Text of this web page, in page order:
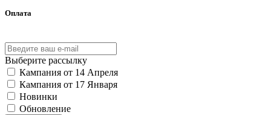
Оплата
Выберите рассылку
Кампания от 14 Апреля
Кампания от 17 Января
Новинки
Обновление